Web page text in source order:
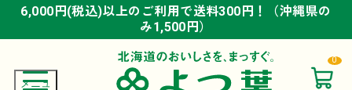
6,000円(税込)以上のご利用で送料300円！（沖縄県の
み1,500円）
6,000円(税込)以上のご利用で送料300円！（沖縄県の
み1,500円）
6,000円(税込)以上のご利用で送料300円！（沖縄県の
み1,500円）
0